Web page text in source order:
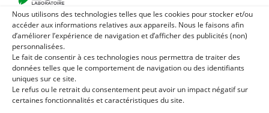
Nous utilisons des technologies telles que les cookies pour stocker et/ou
accéder aux informations relatives aux appareils. Nous le faisons afin
d’améliorer l’expérience de navigation et d’afficher des publicités (non)
personnalisées.
Le fait de consentir à ces technologies nous permettra de traiter des
données telles que le comportement de navigation ou des identifiants
uniques sur ce site.
Le refus ou le retrait du consentement peut avoir un impact négatif sur
certaines fonctionnalités et caractéristiques du site.
1 LEVURE ACTIVE + - PROBIOTIQUE CHEVAL - FLORE
2
3 BIOTINE CHEVAL - HYPERSPORT BIOTINE 3000 -
FORMULE CONCENTRÉE 3000MG/KG